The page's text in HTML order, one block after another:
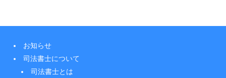
お知らせ
司法書士について
司法書士とは